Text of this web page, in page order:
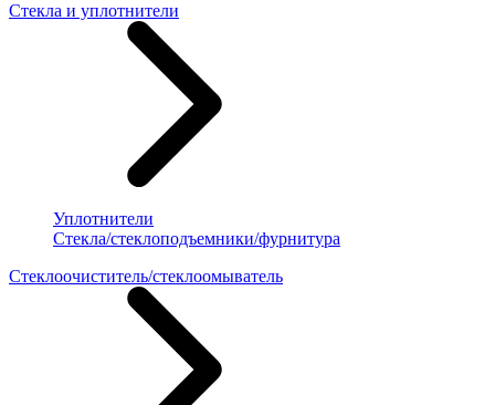
Стекла и уплотнители
Уплотнители
Стекла/стеклоподъемники/фурнитура
Стеклоочиститель/стеклоомыватель